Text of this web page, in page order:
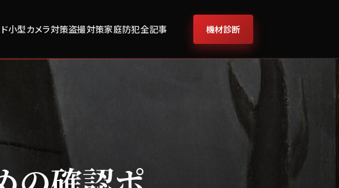
小型カメラ対策盗撮対策家庭防犯全記事 機材診断